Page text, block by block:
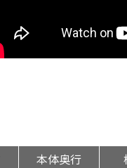
本体奥行